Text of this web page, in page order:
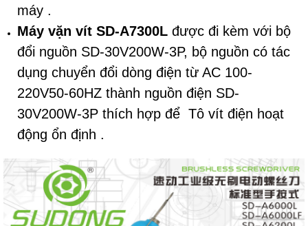
máy .
Máy vặn vít SD-A7300L được đi kèm với bộ
đổi nguồn SD-30V200W-3P, bộ nguồn có tác
dụng chuyển đổi dòng điện từ AC 100-
220V50-60HZ thành nguồn điện SD-
30V200W-3P thích hợp để Tô vít điện hoạt
động ổn định .